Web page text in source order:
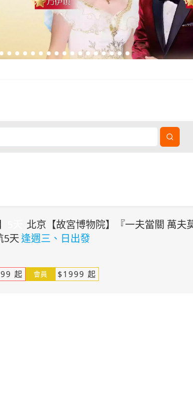
力提供優質旅遊服務。我們專營中國短線旅遊、
北京【故宮博物院】『一夫當關 萬夫
5天逢週三、日出發
起 會員 $1999 起